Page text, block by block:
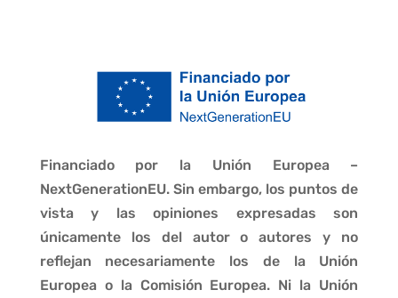
Financiado por la Unión Europea –
NextGenerationEU. Sin embargo, los puntos de
vista y las opiniones expresadas son
únicamente los del autor o autores y no
reflejan necesariamente los de la Unión
Europea o la Comisión Europea. Ni la Unión